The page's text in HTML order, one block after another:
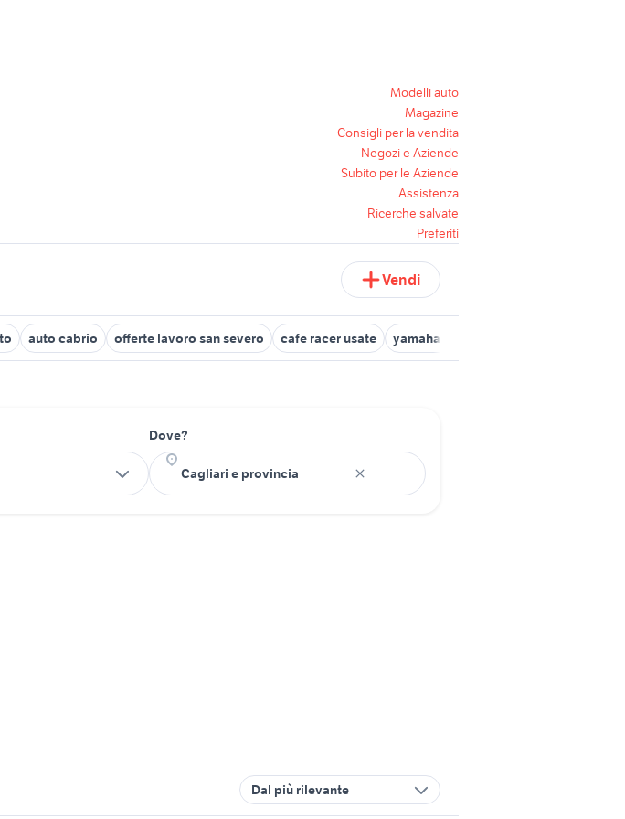
Modelli auto
Magazine
Consigli per la vendita
Negozi e Aziende
Subito per le Aziende
Assistenza
Ricerche salvate
Preferiti
Vendi
auto cabrio offerte lavoro san severo cafe racer usate yamaha x-max 400
Dove?
Dal più rilevante